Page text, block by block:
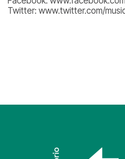
Twitter: www.twitter.com/